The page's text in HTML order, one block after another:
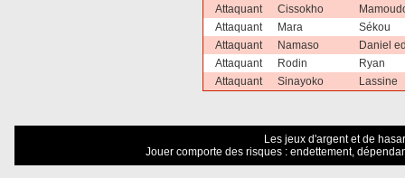
Attaquant
Cissokho
Attaquant
Mara
Sékou
Attaquant
Namaso
Daniel
Attaquant
Rodin
Ryan
Attaquant
Sinayoko Lassine
Les jeux d'argent et de
Jouer comporte des risques : endettement,